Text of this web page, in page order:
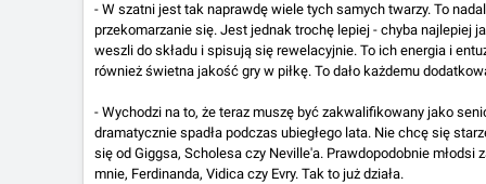
- W szatni jest tak naprawdę wiele tych samych twarzy. To
przekomarzanie się. Jest jednak trochę lepiej - chyba najlepiej
weszli do składu i spisują się rewelacyjnie. To ich energia i
również świetna jakość gry w piłkę. To dało każdemu
- Wychodzi na to, że teraz muszę być zakwalifikowany jako
dramatycznie spadła podczas ubiegłego lata. Nie chcę się
się od Giggsa, Scholesa czy Neville'a. Prawdopodobnie młodsi
mnie, Ferdinanda, Vidica czy Evry. Tak to już działa.